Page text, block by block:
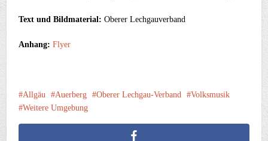
Text und Bildmaterial: Oberer Lechgauverband
Anhang: Flyer
Allgäu Auerberg Oberer Lechgau-Verband
Volksmusik
Weitere Umgebung